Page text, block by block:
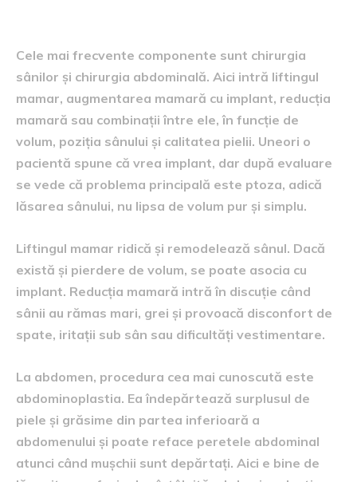
Cele mai frecvente componente sunt chirurgia
sânilor și chirurgia abdominală. Aici intră liftingul
mamar, augmentarea mamară cu implant, reducția
mamară sau combinații între ele, în funcție de
volum, poziția sânului și calitatea pielii. Uneori o
pacientă spune că vrea implant, dar după evaluare
se vede că problema principală este ptoza, adică
lăsarea sânului, nu lipsa de volum pur și simplu.
Liftingul mamar ridică și remodelează sânul. Dacă
există și pierdere de volum, se poate asocia cu
implant. Reducția mamară intră în discuție când
sânii au rămas mari, grei și provoacă disconfort de
spate, iritații sub sân sau dificultăți vestimentare.
La abdomen, procedura cea mai cunoscută este
abdominoplastia. Ea îndepărtează surplusul de
piele și grăsime din partea inferioară a
abdomenului și poate reface peretele abdominal
atunci când mușchii sunt depărtați. Aici e bine de